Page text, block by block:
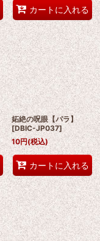
カートに入れる
妬絶の呪眼【パラ】
[DBIC-JP037]
10円(税込)
カートに入れる